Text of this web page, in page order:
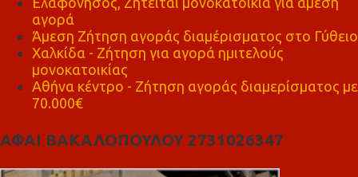
αγορά
Άμεση Ζήτηση αγοράς διαμέρισματος στο Γύθειο
Χαλκίδα - Ζήτηση για αγορά ημιτελούς
μονοκατοικίας
Αθήνα κέντρο - Ζήτηση αγοράς διαμερίσματος με
70.000€
ΑΦΑΙ ΒΑΚΑΛΟΠΟΥΛΟΥ 2731026347